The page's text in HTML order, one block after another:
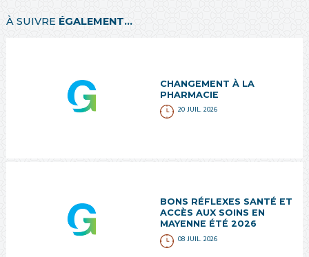
À SUIVRE ÉGALEMENT...
CHANGEMENT À LA
PHARMACIE
20 JUIL. 2026
BONS RÉFLEXES SANTÉ ET
ACCÈS AUX SOINS EN
MAYENNE ÉTÉ 2026
08 JUIL. 2026